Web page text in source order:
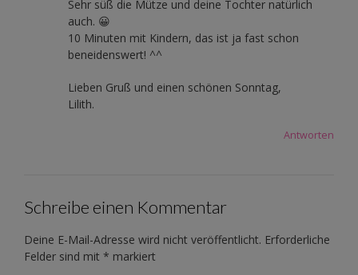
Sehr süß die Mütze und deine Tochter natürlich
auch. 😀
10 Minuten mit Kindern, das ist ja fast schon
beneidenswert! ^^
Lieben Gruß und einen schönen Sonntag,
Lilith.
Antworten
Schreibe einen Kommentar
Deine E-Mail-Adresse wird nicht veröffentlicht. Erforderliche
Felder sind mit * markiert